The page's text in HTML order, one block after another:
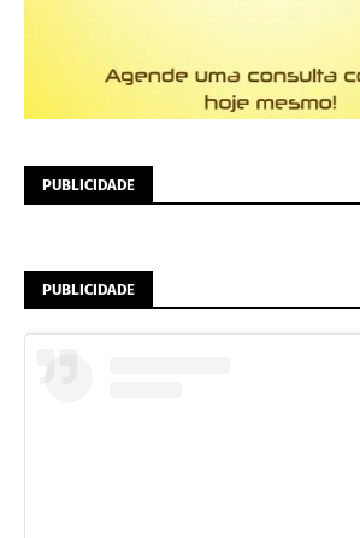
PUBLICIDADE
PUBLICIDADE